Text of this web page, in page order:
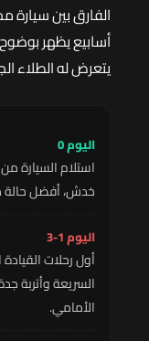
الفارق بين سيارة
أسابيع يظهر
يتعرض له الطلاء
اليوم 0
استلام السيارة
خدش، أفضل حالة
اليوم 1-3
أول رحلات
السريعة وأتربة
الأمامي.